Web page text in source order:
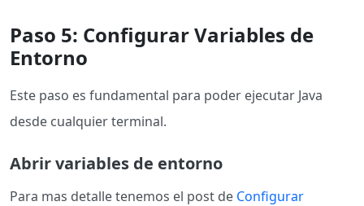
Paso 5: Configurar Variables de
Entorno
Este paso es fundamental para poder ejecutar Java
desde cualquier terminal.
Abrir variables de entorno
Para mas detalle tenemos el post de Configurar